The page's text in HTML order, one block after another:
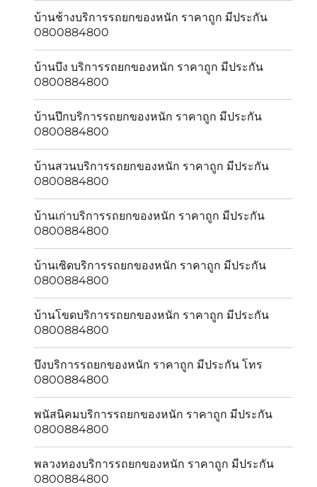
บ้านช้างบริการรถยกของหนัก ราคาถูก มีประกัน
0800884800
บ้านบึง บริการรถยกของหนัก ราคาถูก มีประกัน
0800884800
บ้านปึกบริการรถยกของหนัก ราคาถูก มีประกัน
0800884800
บ้านสวนบริการรถยกของหนัก ราคาถูก มีประกัน
0800884800
บ้านเก่าบริการรถยกของหนัก ราคาถูก มีประกัน
0800884800
บ้านเซิดบริการรถยกของหนัก ราคาถูก มีประกัน
0800884800
บ้านโขดบริการรถยกของหนัก ราคาถูก มีประกัน
0800884800
บึงบริการรถยกของหนัก ราคาถูก มีประกัน โทร
0800884800
พนัสนิคมบริการรถยกของหนัก ราคาถูก มีประกัน
0800884800
พลวงทองบริการรถยกของหนัก ราคาถูก มีประกัน
0800884800